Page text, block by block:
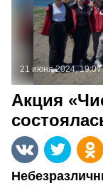
21 июня 2024, 19:07
Акция